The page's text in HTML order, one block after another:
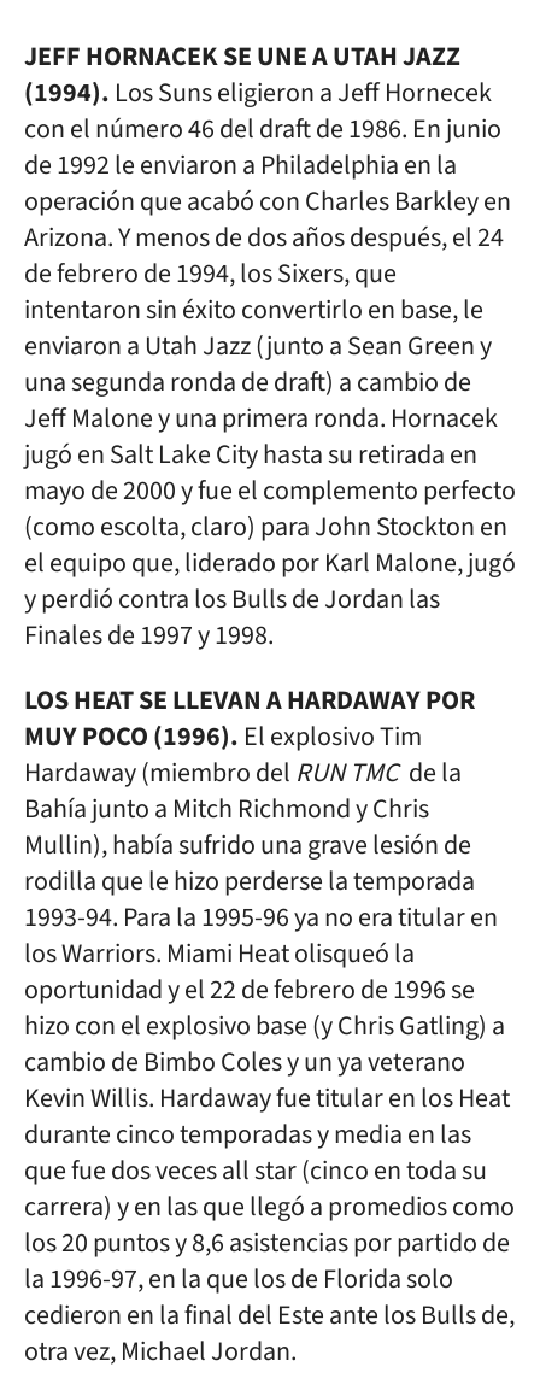
JEFF HORNACEK SE UNE A UTAH JAZZ
(1994). Los Suns eligieron a Jeff Hornecek
con el número 46 del draft de 1986. En junio
de 1992 le enviaron a Philadelphia en la
operación que acabó con Charles Barkley en
Arizona. Y menos de dos años después, el 24
de febrero de 1994, los Sixers, que
intentaron sin éxito convertirlo en base, le
enviaron a Utah Jazz (junto a Sean Green y
una segunda ronda de draft) a cambio de
Jeff Malone y una primera ronda. Hornacek
jugó en Salt Lake City hasta su retirada en
mayo de 2000 y fue el complemento perfecto
(como escolta, claro) para John Stockton en
el equipo que, liderado por Karl Malone, jugó
y perdió contra los Bulls de Jordan las
Finales de 1997 y 1998.
LOS HEAT SE LLEVAN A HARDAWAY POR
MUY POCO (1996). El explosivo Tim
Hardaway (miembro del RUN TMCde la
Bahía junto a Mitch Richmond y Chris
Mullin), había sufrido una grave lesión de
rodilla que le hizo perderse la temporada
1993-94. Para la 1995-96 ya no era titular en
los Warriors. Miami Heat olisqueó la
oportunidad y el 22 de febrero de 1996 se
hizo con el explosivo base (y Chris Gatling) a
cambio de Bimbo Coles y un ya veterano
Kevin Willis. Hardaway fue titular en los Heat
durante cinco temporadas y media en las
que fue dos veces all star (cinco en toda su
carrera) y en las que llegó a promedios como
los 20 puntos y 8,6 asistencias por partido de
la 1996-97, en la que los de Florida solo
cedieron en la final del Este ante los Bulls de,
otra vez, Michael Jordan.